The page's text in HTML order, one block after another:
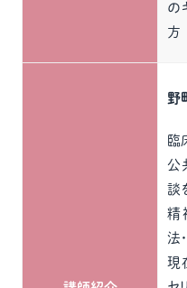
の
方
野
臨
公
談
精
法
現